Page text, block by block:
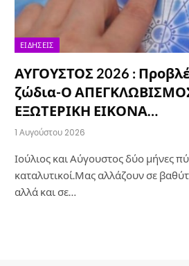
ΕΙΔΉΣΕΙΣ
ΑΥΓΟΥΣΤΟΣ 2026 :
ζώδια-Ο
ΕΞΩΤΕΡΙΚΗ ΕΙΚΟΝΑ…
1 Αυγούστου 2026
Ιούλιος και Αύγουστος δύο μήνες
καταλυτικοί.Μας αλλάζουν σε
αλλά και σε…